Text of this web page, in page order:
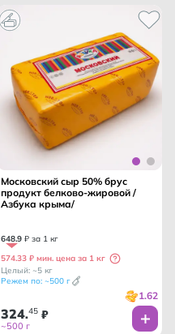
Московский сыр 50% брус
продукт белково-жировой /
Азбука крыма/
648.9 ₽ за 1 кг
574.33 ₽ мин. цена за 1 кг
Целый: ~5 кг
Режем по: ~500 г
1.62
324.45 ₽
~500 г